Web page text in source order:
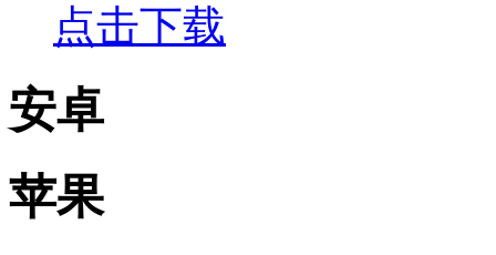
点击下载
安卓
苹果